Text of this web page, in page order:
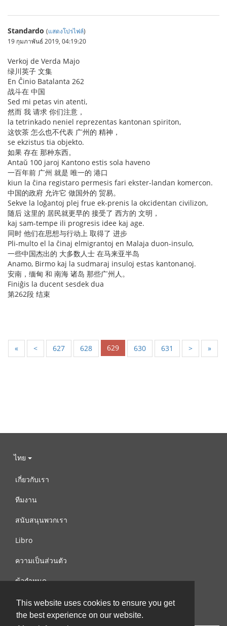
This website uses cookies to ensure you get
the best experience on our website.
Standardo (แสดงโปรไฟล์)
19 กุมภาพันธ์ 2019, 04:19:20
Verkoj de Verda Majo
绿川英子 文集
En Ĉinio Batalanta 262
战斗在 中国
Sed mi petas vin atenti,
然而 我 请求 你们注意，
la tetrinkado neniel reprezentas kantonan spiriton,
这饮茶 怎么也不代表 广州的 精神，
se ekzistus tia objekto.
如果 存在 那种东西。
Antaŭ 100 jaroj Kantono estis sola haveno
一百年前 广州 就是 唯一的 港口
kiun la ĉina registaro permesis fari ekster-landan komercon.
中国的政府 允许它 做国外的 贸易。
Sekve la loĝantoj plej frue ek-prenis la okcidentan civilizon,
随后 这里的 居民就更早的 接受了 西方的 文明，
kaj sam-tempe ili progresis idee kaj age.
同时 他们在思想与行动上 取得了 进步
Pli-multo el la ĉinaj elmigrantoj en Malaja duon-insulo,
一些中国杰出的 大多数人士 在马来亚半岛
Anamo, Birmo kaj la sudmaraj insuloj estas kantonanoj.
安南，缅甸 和 南海 诸岛 那些广州人。
Finiĝis la ducent sesdek dua
第262段 结束
« < 627 628 629 630 631 > »
ไทย
เกี่ยวกับเรา
ทีมงาน
สนับสนุนพวกเรา
Libro
ความเป็นส่วนตัว
ข้อกำหนด
ติดต่อเรา